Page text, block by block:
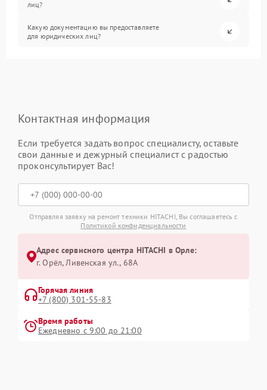
лиц?
Какую документацию вы предоставляете
для юридических лиц?
Контактная информация
Если требуется задать вопрос специалисту, оставьте
свои данные и дежурный специалист с радостью
проконсультирует Вас!
Отправляя заявку на ремонт техники HITACHI, Вы соглашаетесь с
Политикой конфиденциальности
Адрес сервисного центра HITACHI в Орле:
г. Орёл, Ливенская ул., 68А
Горячая линия
+7 (800) 301-55-83
Время работы
Ежедневно с 9:00 до 21:00